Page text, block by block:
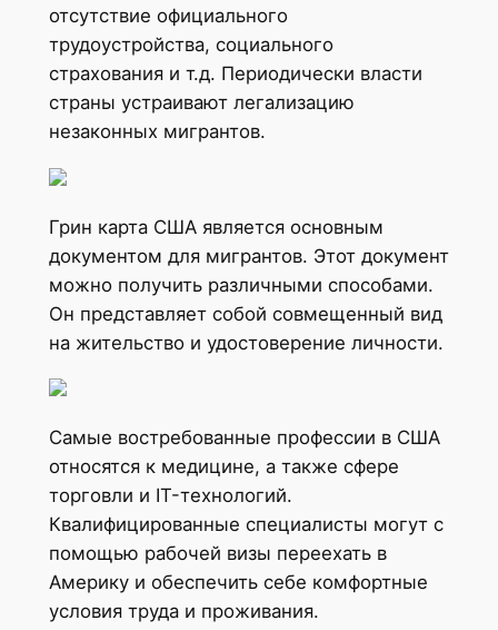
отсутствие официального
трудоустройства, социального
страхования и т.д. Периодически власти
страны устраивают легализацию
незаконных мигрантов.
Грин карта США является основным
документом для мигрантов. Этот документ
можно получить различными способами.
Он представляет собой совмещенный вид
на жительство и удостоверение личности.
Самые востребованные профессии в США
относятся к медицине, а также сфере
торговли и IT-технологий.
Квалифицированные специалисты могут с
помощью рабочей визы переехать в
Америку и обеспечить себе комфортные
условия труда и проживания.